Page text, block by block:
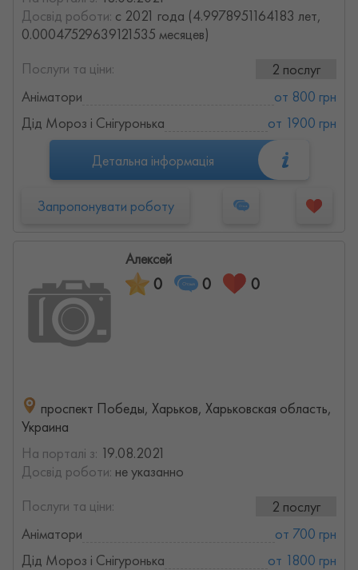
Досвід роботи: с 2021 года (4.9978951164183 лет,
0.00047529639121535 месяцев)
Послуги та ціни:
2 послуг
Аніматори
от 800 грн
Дід Мороз і Снігуронька
от 1900 грн
Детальна інформація
Запропонувати роботу
Алексей
0 0 0
проспект Победы, Харьков, Харьковская область,
Украина
На порталі з: 19.08.2021
Досвід роботи: не указанно
Послуги та ціни:
2 послуг
Аніматори
от 700 грн
Дід Мороз і Снігуронька
от 1800 грн